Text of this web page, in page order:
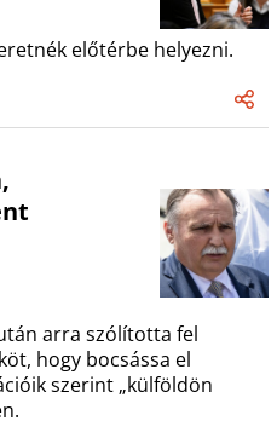
előtérbe helyezni.
arra szólította fel
hogy bocsássa el
szerint „külföldön